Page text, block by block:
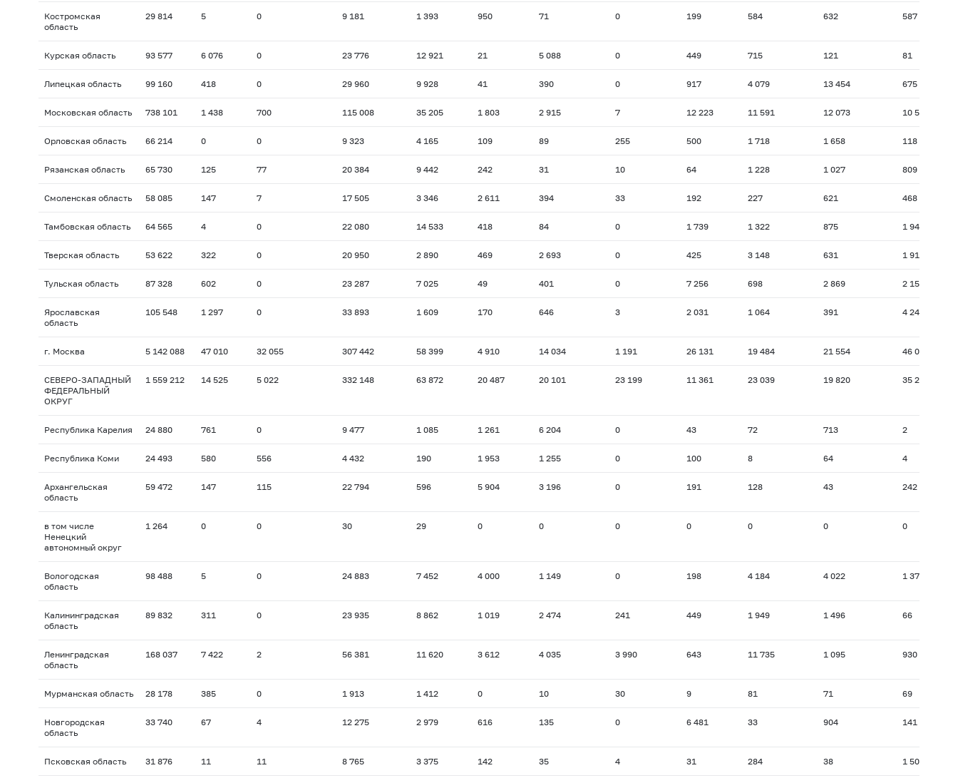
Костромская
область
29 814 5 0 9 181 1 393 950 71 0 199 584 632 587
Курская область 93 577 6 076 0 23 776 12 921 21 5 088 0 449 715 121 81
Липецкая область 99 160 418 0 29 960 9 928 41 390 0 917 4 079 13 454 675
Московская область 738 101 1 438 700 115 008 35 205 1 803 2 915 7 12 223 11 591 12 073 10 524
Орловская область 66 214 0 0 9 323 4 165 109 89 255 500 1 718 1 658 118
Рязанская область 65 730 125 77 20 384 9 442 242 31 10 64 1 228 1 027 809
Смоленская область 58 085 147 7 17 505 3 346 2 611 394 33 192 227 621 468
Тамбовская область 64 565 4 0 22 080 14 533 418 84 0 1 739 1 322 875 1 947
Тверская область 53 622 322 0 20 950 2 890 469 2 693 0 425 3 148 631 1 918
Тульская область 87 328 602 0 23 287 7 025 49 401 0 7 256 698 2 869 2 153
Ярославская
область
105 548 1 297 0 33 893 1 609 170 646 3 2 031 1 064 391 4 243
г. Москва 5 142 088 47 010 32 055 307 442 58 399 4 910 14 034 1 191 26 131 19 484 21 554 46 065
СЕВЕРО-ЗАПАДНЫЙ
ФЕДЕРАЛЬНЫЙ
ОКРУГ
1 559 212 14 525 5 022 332 148 63 872 20 487 20 101 23 199 11 361 23 039 19 820 35 284
Республика Карелия 24 880 761 0 9 477 1 085 1 261 6 204 0 43 72 713 2
Республика Коми 24 493 580 556 4 432 190 1 953 1 255 0 100 8 64 4
Архангельская
область
59 472 147 115 22 794 596 5 904 3 196 0 191 128 43 242
в том числе
Ненецкий
автономный округ
1 264 0 0 30 29 0 0 0 0 0 0 0
Вологодская
область
98 488 5 0 24 883 7 452 4 000 1 149 0 198 4 184 4 022 1 375
Калининградская
область
89 832 311 0 23 935 8 862 1 019 2 474 241 449 1 949 1 496 66
Ленинградская
область
168 037 7 422 2 56 381 11 620 3 612 4 035 3 990 643 11 735 1 095 930
Мурманская область 28 178 385 0 1 913 1 412 0 10 30 9 81 71 69
Новгородская
область
33 740 67 4 12 275 2 979 616 135 0 6 481 33 904 141
Псковская область 31 876 11 11 8 765 3 375 142 35 4 31 284 38 1 503